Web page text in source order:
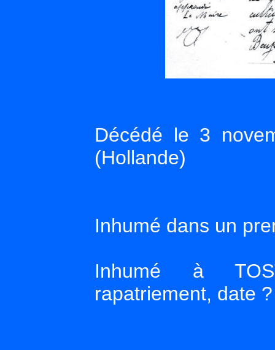
Décédé le 3
(Hollande)
Inhumé dans un
Inhumé à
rapatriement, date ?